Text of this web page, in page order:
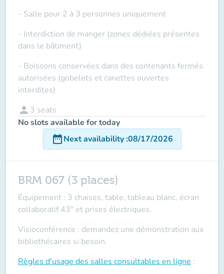
- Salle pour 2 à 3 personnes uniquement
- Interdiction de manger (zones dédiées présentes
dans le bâtiment)
- Boissons conservées dans des contenants fermés
autorisées (gobelets et canettes ouvertes
interdites)
person 3 seats
No slots available for today
date_rangeNext availability:08/17/2026
BRM 067 (3 places)
Équipement : 3 chaises, table, tableau blanc, écran
collaboratif 43" et prises électriques.
Visioconférence : demandez une démonstration aux
bibliothécaires si besoin.
Règles d'usage des salles consultables en ligne :